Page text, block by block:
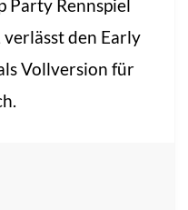
Party Rennspiel
den Early
Vollversion für